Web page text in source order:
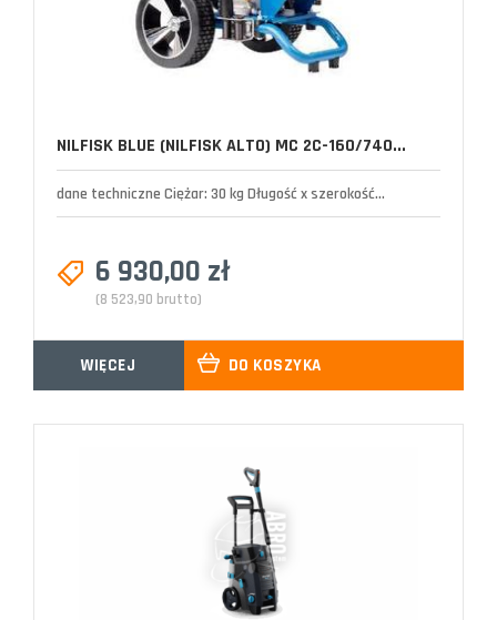
NILFISK BLUE (NILFISK ALTO) MC 2C-160/740...
dane techniczne Ciężar: 30 kg Długość x szerokość...
6 930,00 zł
(8 523,90 brutto)
WIĘCEJ DO KOSZYKA